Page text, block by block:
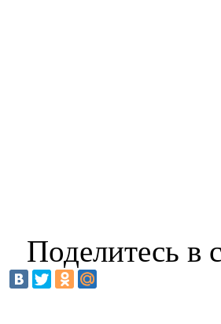
Поделитесь в